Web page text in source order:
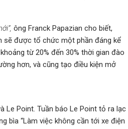
ông Franck Papazian cho biết,
sẽ được tổ chức một phần đáng kể
từ 20% đến 30% thời gian đào
hơn, và cũng tạo điều kiện mở
Le Point. Tuần báo Le Point tỏ ra lạc
bìa “Làm việc không cần tới xe điện